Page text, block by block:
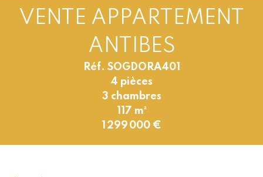
VENTE APPARTEMENT
ANTIBES
Réf. SOGDORA401
4 pièces
3 chambres
117 m²
1 299 000 €